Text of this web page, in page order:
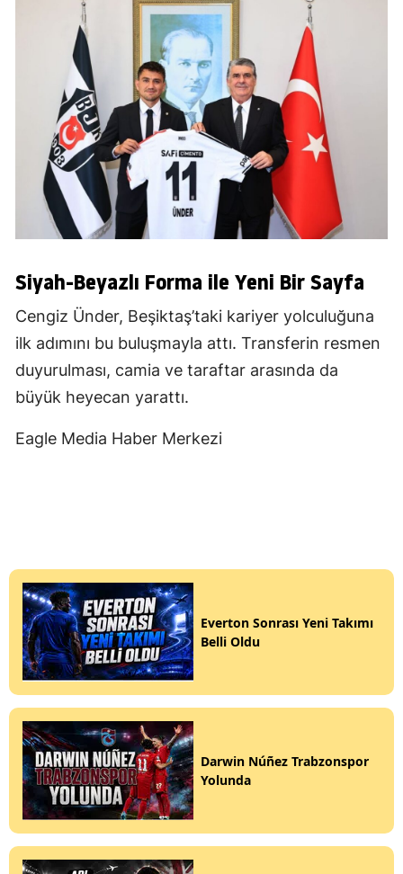
Siyah-Beyazlı Forma ile Yeni Bir Sayfa
Cengiz Ünder, Beşiktaş’taki kariyer yolculuğuna
ilk adımını bu buluşmayla attı. Transferin resmen
duyurulması, camia ve taraftar arasında da
büyük heyecan yarattı.
Eagle Media Haber Merkezi
Everton Sonrası Yeni Takımı
Belli Oldu
Darwin Núñez Trabzonspor
Yolunda